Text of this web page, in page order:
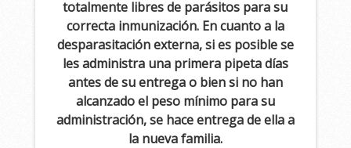
totalmente libres de parásitos para su
correcta inmunización. En cuanto a la
desparasitación externa, si es posible se
les administra una primera pipeta días
antes de su entrega o bien si no han
alcanzado el peso mínimo para su
administración, se hace entrega de ella a
la nueva familia.